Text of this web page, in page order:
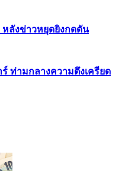
หลังข่าวหยุดยิงกดดัน
ท่ามกลางความตึงเครียด